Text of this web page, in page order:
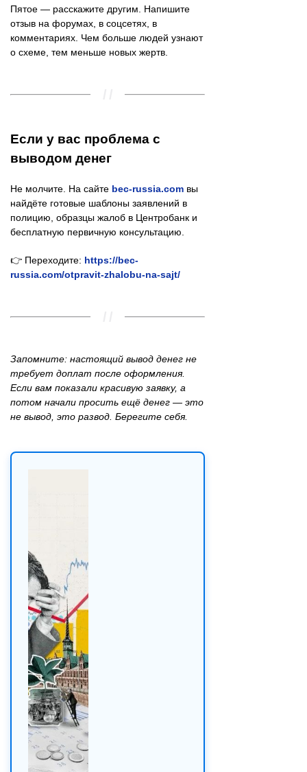
Пятое — расскажите другим. Напишите
отзыв на форумах, в соцсетях, в
комментариях. Чем больше людей узнают
о схеме, тем меньше новых жертв.
Если у вас проблема с
выводом денег
Не молчите. На сайте bec-russia.com вы
найдёте готовые шаблоны заявлений в
полицию, образцы жалоб в Центробанк и
бесплатную первичную консультацию.
👉 Переходите: https://bec-
russia.com/otpravit-zhalobu-na-sajt/
Запомните: настоящий вывод денег не
требует доплат после оформления.
Если вам показали красивую заявку, а
потом начали просить ещё денег — это
не вывод, это развод. Берегите себя.